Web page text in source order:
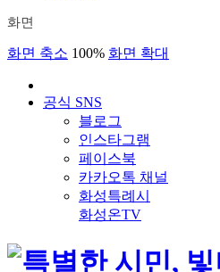
화면
화면 축소 100% 화면 확대
공식 SNS
블로그
인스타그램
페이스북
카카오톡 채널
화성특례시
화성온TV